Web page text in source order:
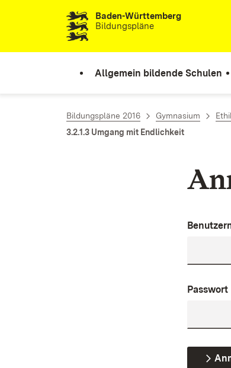
Zum Inhalt springenBaden-Württemberg
Bildungspläne
Allgemein bildende Schulen
Bildungspläne 2016 Gymnasium
3.2.1.3 Umgang mit Endlichkeit
Passwort